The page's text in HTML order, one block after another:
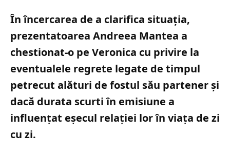
În încercarea de a clarifica situația,
prezentatoarea Andreea Mantea a
chestionat-o pe Veronica cu privire la
eventualele regrete legate de timpul
petrecut alături de fostul său partener și
dacă durata scurti în emisiune a
influențat eșecul relației lor în viața de zi
cu zi.